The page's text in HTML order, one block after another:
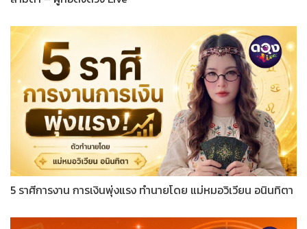
5 ราศีการงาน การเงินพุ่งแรง ทำนายโดย แม่หมอวิเวียน อนินทิตา